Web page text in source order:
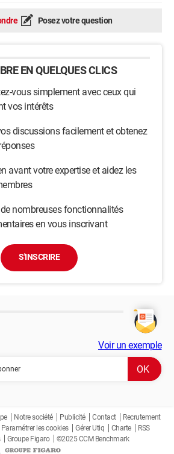
Posez votre question
EN QUELQUES CLICS
vous simplement avec ceux qui
vos intérêts
discussions facilement et obtenez
avant votre expertise et aidez les
nombreuses fonctionnalités
en vous inscrivant
S'INSCRIRE
Voir un exemple
Notre société Publicité Contact
Recrutement
Paramétrer les cookies Gérer Utiq Charte
RSS
Groupe Figaro ©2025 CCM Benchmark